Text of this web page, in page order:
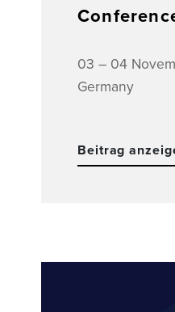
03 – 04
Germany
Beitrag